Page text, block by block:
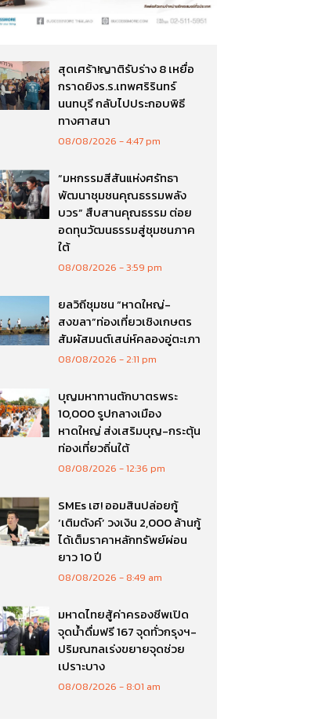
สุดเศร้า!ญาติรับร่าง 8 เหยื่อ
กราดยิงร.ร.เทพศริรินทร์
นนทบุรี กลับไปประกอบพิธี
ทางศาสนา
08/08/2026 4:47 pm
“มหกรรมสีสันแห่งศรัทธา
พัฒนาชุมชนคุณธรรมพลัง
บวร” สืบสานคุณธรรม ต่อย
อดทุนวัฒนธรรมสู่ชุมชนภาค
ใต้
08/08/2026 3:59 pm
ยลวิถีชุมชน “หาดใหญ่-
สงขลา”ท่องเที่ยวเชิงเกษตร
สัมผัสมนต์เสน่ห์คลองอู่ตะเภา
08/08/2026 2:11 pm
บุญมหาทานตักบาตรพระ
10,000 รูปกลางเมือง
หาดใหญ่ ส่งเสริมบุญ-กระตุ้น
ท่องเที่ยวถิ่นใต้
08/08/2026 12:36 pm
SMEs เฮ! ออมสินปล่อยกู้
‘เติมตังค์’ วงเงิน 2,000 ล้านกู้
ได้เต็มราคาหลักทรัพย์ผ่อน
ยาว 10 ปี
08/08/2026 8:49 am
มหาดไทยสู้ค่าครองชีพเปิด
จุดน้ำดื่มฟรี 167 จุดทั่วกรุงฯ-
ปริมณฑลเร่งขยายจุดช่วย
เปราะบาง
08/08/2026 8:01 am